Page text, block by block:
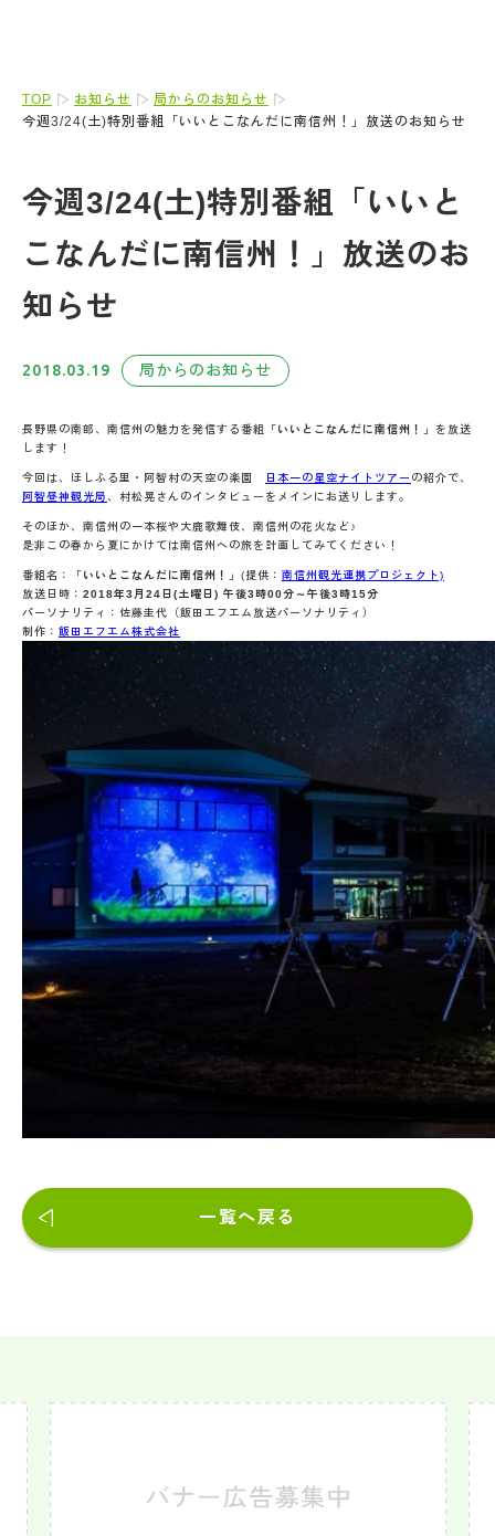
TOP お知らせ
局からのお知らせ
今週3/24(土)特別番組「いいとこなんだに南信州！」放送のお知らせ
今週3/24(土)特別番組「いいと
こなんだに南信州！」放送のお
知らせ
2018.03.19 局からのお知らせ
長野県の南部、南信州の魅力を発信する番組 「いいとこなんだに南信州！」 を放送
します！
今回は、ほしふる里・阿智村の天空の楽園 日本一の星空ナイトツアー の紹介で、
阿智昼神観光局 、村松晃さんのインタビューをメインにお送りします。
そのほか、南信州の一本桜や大鹿歌舞伎、南信州の花火など♪
是非この春から夏にかけては南信州への旅を計画してみてください！
番組名： 「いいとこなんだに南信州！」 (提供： 南信州観光連携プロジェクト)
放送日時： 2018年3月24日(土曜日) 午後3時00分～午後3時15分
パーソナリティ：佐藤圭代（飯田エフエム放送パーソナリティ）
制作： 飯田エフエム株式会社
一覧へ戻る